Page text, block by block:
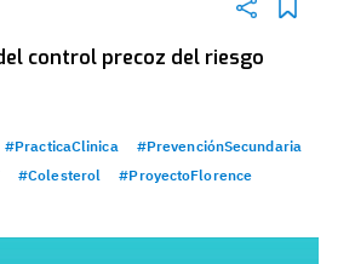
control precoz del riesgo
#PracticaClinica
#PrevenciónSecundaria
#Colesterol #ProyectoFlorence